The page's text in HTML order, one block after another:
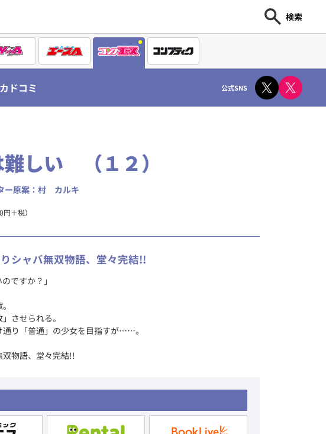
検索
カドコミ 公式SNS
しい （１２）
ー原案：村 カルキ
＋税）
シャバ無双物語、堂々完結!!
ですか？」
させられる。
り「普通」の少女を目指すが……。
物語、堂々完結!!